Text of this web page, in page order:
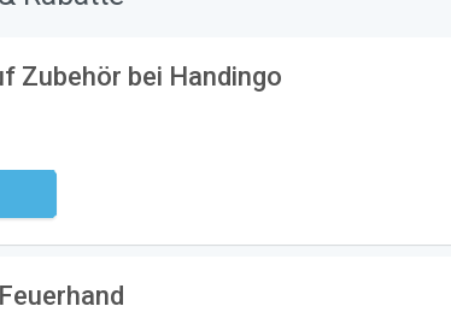
Zubehör bei Handingo